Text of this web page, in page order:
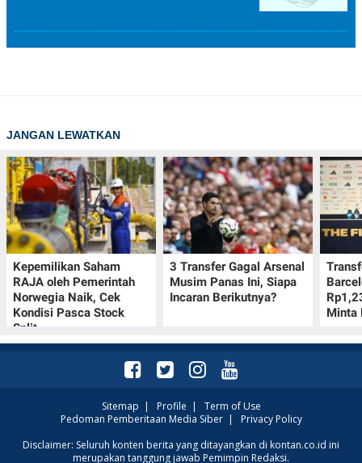
JANGAN LEWATKAN
Kepemilikan Saham
RAJA oleh Pemerintah
Norwegia Naik, Cek
Kondisi Pasca Stock
Split
3 Transfer Gagal Arsenal
Musim Panas Ini, Siapa
Incaran Berikutnya?
Minta
Cek Kumpulan Link
Twibbon Hari Pramuka
Sitemap | Profile | Term of Use
Pedoman Pemberitaan Media Siber| Privacy Policy
Disclaimer: Seluruh konten berita yang ditayangkan di kontan.co.id ini
merupakan tanggung jawab Pemimpin Redaksi.